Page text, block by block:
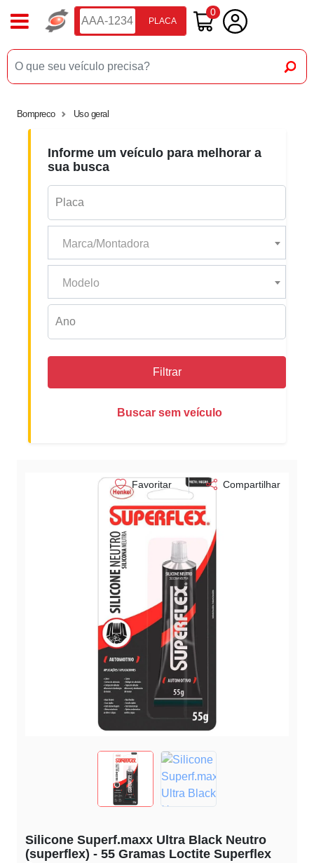
PLACA
0
Bompreco Uso geral
Informe um veículo para melhorar a
sua busca
Marca/Montadora
Modelo
Filtrar
Buscar sem veículo
Favoritar Compartilhar
Silicone Superf.maxx Ultra Black Neutro
(superflex) - 55 Gramas Loctite Superflex